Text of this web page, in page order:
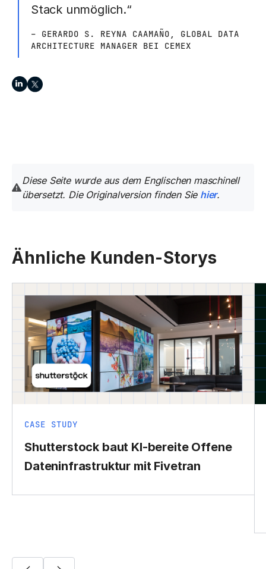
Stack unmöglich.“
– GERARDO S. REYNA CAAMAÑO, GLOBAL DATA
ARCHITECTURE MANAGER BEI CEMEX
Diese Seite wurde aus dem Englischen maschinell
übersetzt. Die Originalversion finden Sie hier.
Ähnliche Kunden-Storys
CASE STUDY
Shutterstock baut KI-bereite Offene
Dateninfrastruktur mit Fivetran